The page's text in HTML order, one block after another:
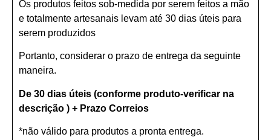
Os produtos feitos sob-medida por serem feitos a mão
e totalmente artesanais levam até 30 dias úteis para
serem produzidos
Portanto, considerar o prazo de entrega da seguinte
maneira.
De 30 dias úteis (conforme produto-verificar na
descrição ) + Prazo Correios
*não válido para produtos a pronta entrega.